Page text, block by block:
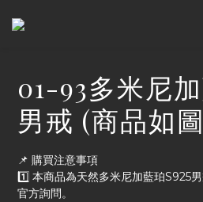
01-93多米尼
男戒 (商品如
📌 購買注意事項
1️⃣ 本商品為天然多米尼加藍珀S925
官方詢問。